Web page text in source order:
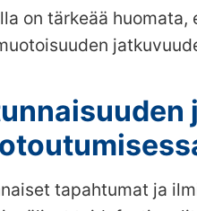
on tärkeää
tapahtumat ja